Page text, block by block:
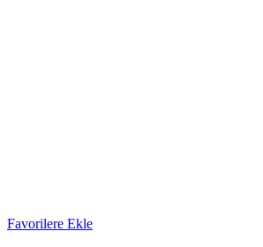
Favorilere Ekle